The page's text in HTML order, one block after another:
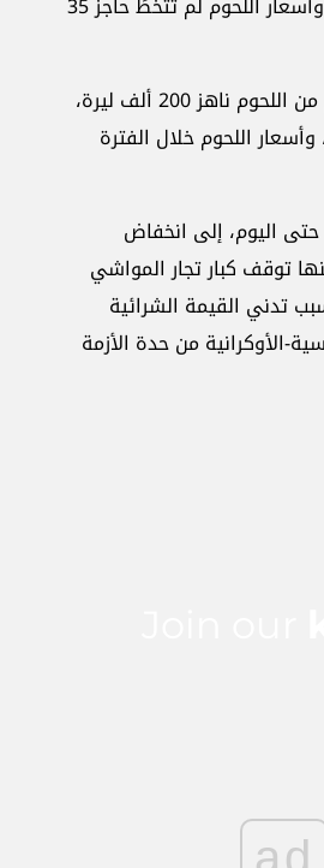
واليوم تصل تكلفة طبق الفتوش إلى أكثر من 60 ألف ليرة، وسعر الكيلوغرام من اللحوم ناهز 200 ألف ليرة،
تضخم بين العام 2020 و2022 بما يناهز 500 بالمئة، وأسعار اللحوم خلال الفترة
يعزو نقيب اللحوم المستوردة غابي دكرمجيان، ارتفاع الأسعار منذ العام 2020 حتى اليوم، إلى انخفاض
توقف كبار تجار المواشي
تدني القيمة الشرائية
الأوكرانية من حدة الأزمة